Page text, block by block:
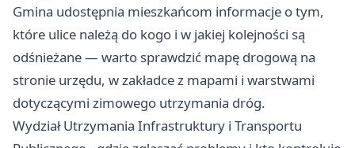
Gmina udostępnia mieszkańcom informacje o tym,
które ulice należą do kogo i w jakiej kolejności są
odśnieżane — warto sprawdzić mapę drogową na
stronie urzędu, w zakładce z mapami i warstwami
dotyczącymi zimowego utrzymania dróg.
Wydział Utrzymania Infrastruktury i Transportu